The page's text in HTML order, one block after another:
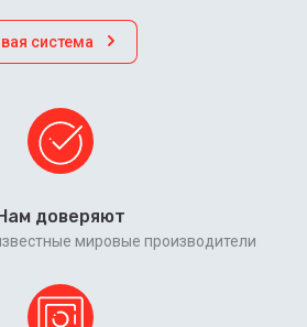
система
доверяют
мировые производители